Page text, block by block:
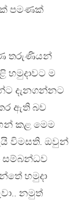
පමණක්
තරුණියන්
හමුදාවට ම
දැනගන්නට
ඇති බව
කළ මෙම
විමසති. ඔවුන්
සම්බන්ධව
හමුදා
නමුත්